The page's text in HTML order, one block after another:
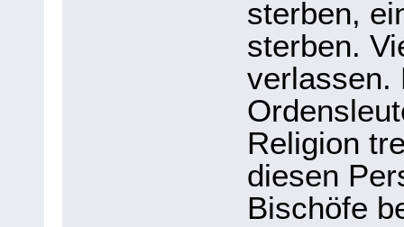
sterben,
sterben.
verlassen.
Religion
diesen
Bischöfe